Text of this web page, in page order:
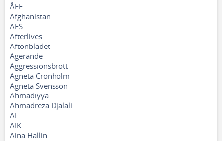
ÅFF
Afghanistan
AFS
Afterlives
Aftonbladet
Agerande
Aggressionsbrott
Agneta Cronholm
Agneta Svensson
Ahmadiyya
Ahmadreza Djalali
AI
AIK
Aina Hallin